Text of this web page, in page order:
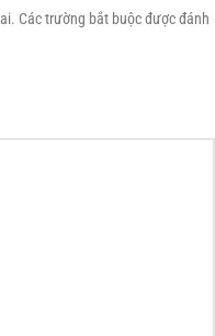
Các trường bắt buộc được đánh